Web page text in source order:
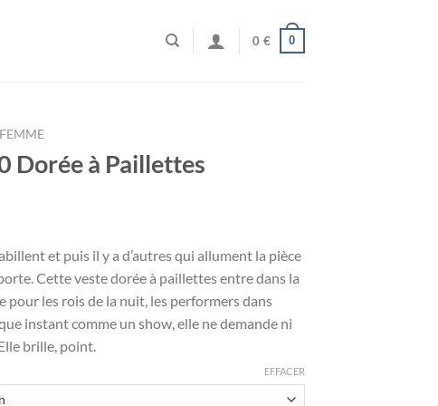
0 € 0
Dorée à Paillettes
et puis il y a d’autres qui allument la pièce
Cette veste dorée à paillettes entre dans la
pour les rois de la nuit, les performers dans
instant comme un show, elle ne demande ni
brille, point.
EFFACER